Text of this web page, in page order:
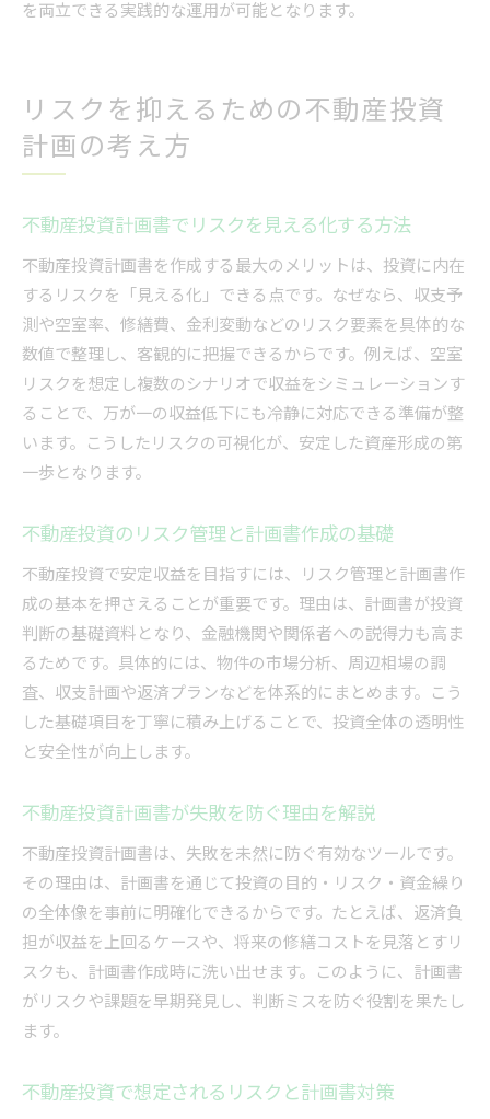
を両立できる実践的な運用が可能となります。
リスクを抑えるための不動産投資
計画の考え方
不動産投資計画書でリスクを見える化する方法
不動産投資計画書を作成する最大のメリットは、投資に内在
するリスクを「見える化」できる点です。なぜなら、収支予
測や空室率、修繕費、金利変動などのリスク要素を具体的な
数値で整理し、客観的に把握できるからです。例えば、空室
リスクを想定し複数のシナリオで収益をシミュレーションす
ることで、万が一の収益低下にも冷静に対応できる準備が整
います。こうしたリスクの可視化が、安定した資産形成の第
一歩となります。
不動産投資のリスク管理と計画書作成の基礎
不動産投資で安定収益を目指すには、リスク管理と計画書作
成の基本を押さえることが重要です。理由は、計画書が投資
判断の基礎資料となり、金融機関や関係者への説得力も高ま
るためです。具体的には、物件の市場分析、周辺相場の調
査、収支計画や返済プランなどを体系的にまとめます。こう
した基礎項目を丁寧に積み上げることで、投資全体の透明性
と安全性が向上します。
不動産投資計画書が失敗を防ぐ理由を解説
不動産投資計画書は、失敗を未然に防ぐ有効なツールです。
その理由は、計画書を通じて投資の目的・リスク・資金繰り
の全体像を事前に明確化できるからです。たとえば、返済負
担が収益を上回るケースや、将来の修繕コストを見落とすリ
スクも、計画書作成時に洗い出せます。このように、計画書
がリスクや課題を早期発見し、判断ミスを防ぐ役割を果たし
ます。
不動産投資で想定されるリスクと計画書対策